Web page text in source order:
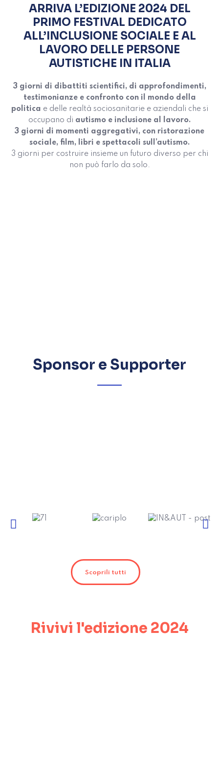
ARRIVA L’EDIZIONE 2024 DEL
PRIMO FESTIVAL DEDICATO
ALL’INCLUSIONE SOCIALE E AL
LAVORO DELLE PERSONE
AUTISTICHE IN ITALIA
3 giorni di dibattiti scientifici, di approfondimenti,
testimonianze e confronto con il mondo della
politica e delle realtà sociosanitarie e aziendali che si
occupano di autismo e inclusione al lavoro.
3 giorni di momenti aggregativi, con ristorazione
sociale, film, libri e spettacoli sull’autismo.
3 giorni per costruire insieme un futuro diverso per chi
non può farlo da solo.
Sponsor e Supporter
Scoprili tutti
Rivivi l'edizione 2024